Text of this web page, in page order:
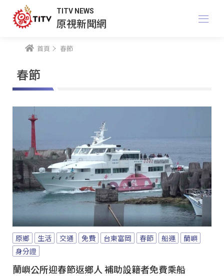
TITV NEWS
原視新聞網
首頁 春節
春節
原鄉 生活 交通 免費 台東富岡 春節 船運
蘭嶼
身分證
蘭嶼公所迎春節返鄉人 補助設籍者免費乘船